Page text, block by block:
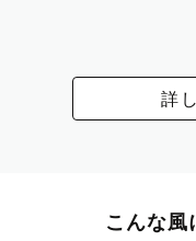
詳
こんな風